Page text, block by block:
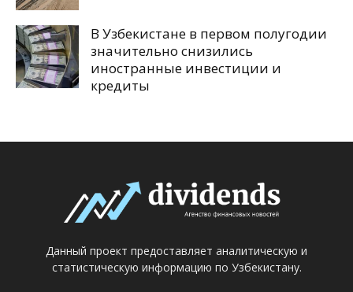
В Узбекистане в первом полугодии
значительно снизились
иностранные инвестиции и
кредиты
Данный проект предоставляет аналитическую и
статистическую информацию по Узбекистану.